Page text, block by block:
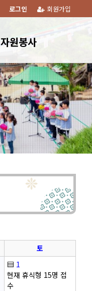
회원가입
로그인
자원봉사
토
▤ 1
현재 휴식형 15명 접
수